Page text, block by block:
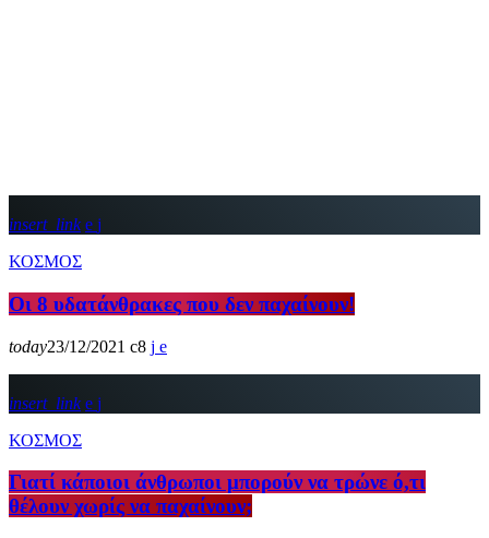
insert_link
ΚΟΣΜΟΣ
Οι 8 υδατάνθρακες που δεν παχαίνουν!
today23/12/2021 8
insert_link
ΚΟΣΜΟΣ
Γιατί κάποιοι άνθρωποι μπορούν να τρώνε ό,τι
θέλουν χωρίς να παχαίνουν;